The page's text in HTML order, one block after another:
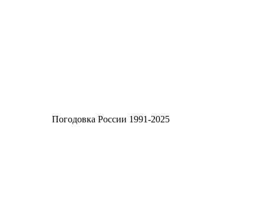
Погодовка России 1991-2025